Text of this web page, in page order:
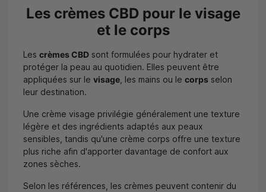
Les crèmes CBD pour le visage
et le corps
Les crèmes CBD sont formulées pour hydrater et
protéger la peau au quotidien. Elles peuvent être
appliquées sur le visage , les mains ou le corps selon
leur destination.
Une crème visage privilégie généralement une texture
légère et des ingrédients adaptés aux peaux
sensibles, tandis qu'une crème corps offre une texture
plus riche afin d'apporter davantage de confort aux
zones sèches.
Selon les références, les crèmes peuvent contenir du